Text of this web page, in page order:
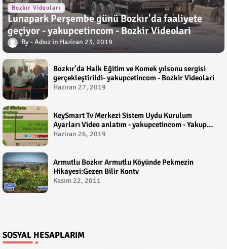
Bozkır Videoları
Lunapark Perşembe günü Bozkır'da faaliyete
geçiyor - yakupcetincom - Bozkir Videolari
Adsız Haziran 23, 2019
Bozkır’da Halk Eğitim ve Komek yılsonu sergisi
gerçekleştirildi- yakupcetincom - Bozkir Videolari
Haziran 27, 2019
KeySmart Tv Merkezi Sistem Uydu Kurulum
Ayarları Video anlatım - yakupcetincom - Yakup
Çetin
Haziran 26, 2019
Armutlu Bozkır Armutlu Köyünde Pekmezin
Hikayesi:Gezen Bilir Kontv
Kasım 22, 2011
SOSYAL HESAPLARIM